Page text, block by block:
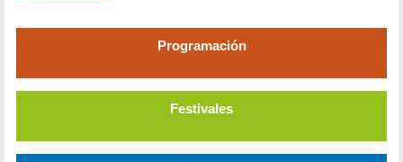
Programación
Festivales